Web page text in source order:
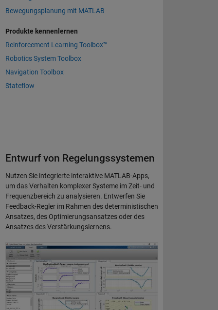
Bewegungsplanung mit MATLAB
Produkte kennenlernen
Reinforcement Learning Toolbox™
Robotics System Toolbox
Navigation Toolbox
Stateflow
Entwurf von Regelungssystemen
Nutzen Sie integrierte interaktive MATLAB-Apps,
um das Verhalten komplexer Systeme im Zeit- und
Frequenzbereich zu analysieren. Entwerfen Sie
Feedback-Regler im Rahmen des deterministischen
Ansatzes, des Optimierungsansatzes oder des
Ansatzes des Verstärkungslernens.